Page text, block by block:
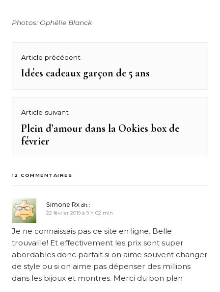
Photos: Ophélie Blanck
Navigation
de
Article précédent
Previous
Idées cadeaux garçon de 5 ans
Article suivant
Next
post:
Plein d’amour dans la Ookies box de
février
12 COMMENTAIRES
Simone Rx dit :
22 février 2019 à 9 h 02 min
Je ne connaissais pas ce site en ligne. Belle
trouvaille! Et effectivement les prix sont super
abordables donc parfait si on aime souvent changer
de style ou si on aime pas dépenser des millions
dans les bijoux et montres. Merci du bon plan